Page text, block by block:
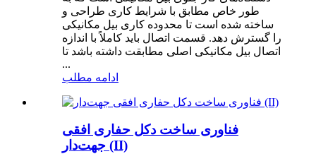
طور خاص مطابق با شرایط کاری طراحی و
ساخته شده است تا محدوده کاری بیل مکانیکی
را گسترش دهد. قسمت اتصال باید کاملاً با اندازه
اتصال بیل مکانیکی اصلی مطابقت داشته باشد تا
...
ادامه مطلب
فناوری ساخت دکل حفاری افقی
جهت‌دار (II)